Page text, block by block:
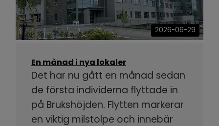
2026-06-29
En månad i nya lokaler
Det har nu gått en månad sedan
de första individerna flyttade in
på Brukshöjden. Flytten markerar
en viktig milstolpe och innebär